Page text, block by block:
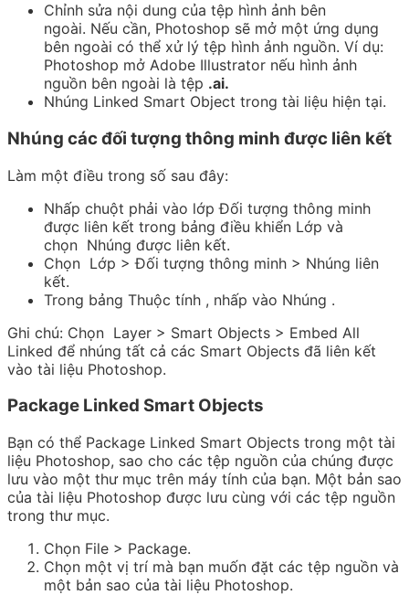
Chỉnh sửa nội dung của tệp hình ảnh bên
ngoài. Nếu cần, Photoshop sẽ mở một ứng dụng
bên ngoài có thể xử lý tệp hình ảnh nguồn. Ví dụ:
Photoshop mở Adobe Illustrator nếu hình ảnh
nguồn bên ngoài là tệp .ai.
Nhúng Linked Smart Object trong tài liệu hiện tại.
Nhúng các đối tượng thông minh được liên kết
Làm một điều trong số sau đây:
Nhấp chuột phải vào lớp Đối tượng thông minh
được liên kết trong bảng điều khiển Lớp và
chọn Nhúng được liên kết.
Chọn Lớp > Đối tượng thông minh > Nhúng liên
kết.
Trong bảng Thuộc tính , nhấp vào Nhúng .
Ghi chú: Chọn Layer > Smart Objects > Embed All
Linked để nhúng tất cả các Smart Objects đã liên kết
vào tài liệu Photoshop.
Package Linked Smart Objects
Bạn có thể Package Linked Smart Objects trong một tài
liệu Photoshop, sao cho các tệp nguồn của chúng được
lưu vào một thư mục trên máy tính của bạn. Một bản sao
của tài liệu Photoshop được lưu cùng với các tệp nguồn
trong thư mục.
Chọn File > Package.
Chọn một vị trí mà bạn muốn đặt các tệp nguồn và
một bản sao của tài liệu Photoshop.